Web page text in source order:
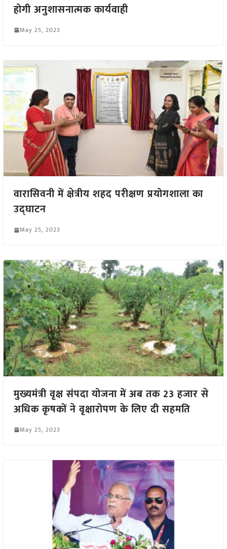
होगी अनुशासनात्मक कार्यवाही
May 25, 2023
वारासिवनी में क्षेत्रीय शहद परीक्षण प्रयोगशाला का
उद्घाटन
May 25, 2023
मुख्यमंत्री वृक्ष संपदा योजना में अब तक 23 हजार से
अधिक कृषकों ने वृक्षारोपण के लिए दी सहमति
May 25, 2023